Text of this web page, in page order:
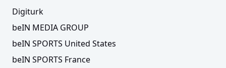
Digiturk
beIN MEDIA GROUP
beIN SPORTS United States
beIN SPORTS France